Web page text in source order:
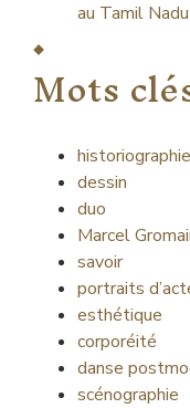
au Tamil Nadu
Mots
dessin
duo
Marcel
savoir
portraits
esthétique
corporéité
danse
scénographie